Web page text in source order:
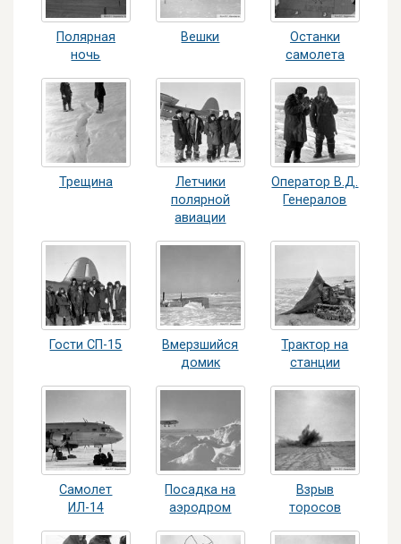
Полярная
ночь
Вешки
Останки
самолета
Трещина
Летчики
полярной
авиации
Оператор В.Д.
Генералов
Гости СП-15
Вмерзшийся
домик
Трактор на
станции
Самолет
ИЛ-14
Посадка на
аэродром
Взрыв
торосов